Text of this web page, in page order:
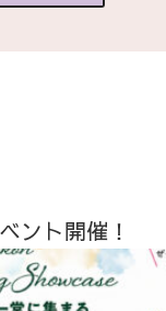
ント開催！